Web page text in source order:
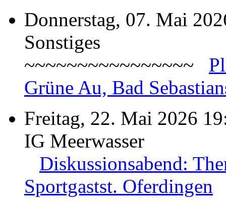
Donnerstag, 07. Mai
Sonstiges
~~~~~~~~~~~~~~~~
Grüne Au, Bad
Freitag, 22. Mai 2026
IG Meerwasser
Diskussionsabend:
Sportgastst. Oferdingen